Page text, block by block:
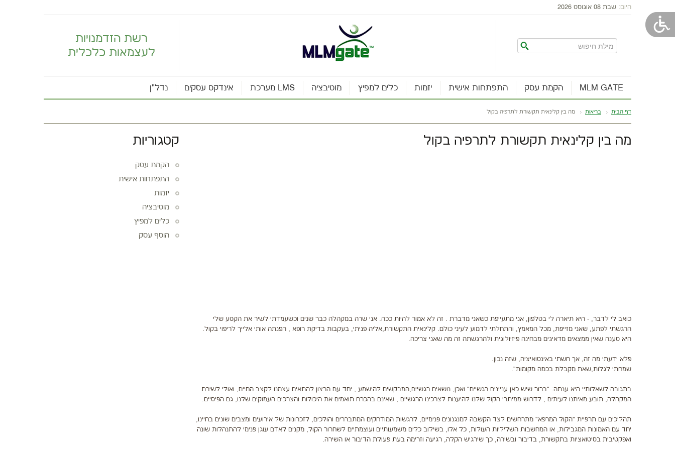
היום: שבת 08 אוגוסט 2026
רשת הזדמנויות
לעצמאות כלכלית
MLM GATE הקמת עסק התפתחות אישית יזמות כלים למפיץ מוטיבציה מערכת LMS אינדקס עסקים נדל"ן
דף הבית בריאות מה בין קלינאית תקשורת לתרפיה בקול
מה בין קלינאית תקשורת לתרפיה בקול
כואב לי לדבר, - היא תיארה לי בטלפון, אני מתעייפת כשאני מדברת . זה לא אמור להיות ככה. אני שרה במקהלה כבר שנים וכשעמדתי לשיר את הקטע שלי
הרגשתי לפתע, שאני מזייפת, מכל המאמץ, והתחלתי לדמוע לעיני כולם. קלינאית התקשורת,אליה פניתי, בעקבות בדיקת רופא , הפנתה אותי אלייך לריפוי בקול.
היא טענה שאין ממצאים מדאיגים מבחינה פיזיולוגית ולהרגשתה זה מה שאני צריכה.
פלא ידעתי מה זה, אך חשתי באינטואיציה, שזה נכון.
שמחתי לגלות,שאת מקבלת בכמה מקומות".
בתגובה לשאלותיי היא ענתה: "ברור שיש כאן עניינים רגשיים" ואכן, נושאים רגשיים,המבקשים להישמע , יחד עם הרצון להתאים עצמנו לקצב החיים, ואולי לשירת
המקהלה, תובע מאיתנו לעיתים , לדרוש ממיתרי הקול שלנו להיענות לצרכינו הרגשיים , שאינם בהכרח תואמים את היכולות והצרכים העמוקים שלנו, גם הפיסיים.
תהליכים עם תרפיית "הקול המרפא" מתרחשים לצד הקשבה למנגנונים פנימיים, לרגשות המודחקים המתבררים והולכים, לזכרונות של אירועים ומצבים שונים בחיינו,
יחד עם האמונות המגבילות, או המחשבות השליליות העולות, כל אלו, בשילוב כלים משמעותיים ועוצמתיים לשחרור הקול, מקנים לאדם עוגן פנימי להתנהלות שונה
ואפקטיבית בסיטואציות בתקשורת, בדיבור ובשירה, כך שירגיש הקלה, רגיעה וזרימה בעת פעולת הדיבור או השירה.
קטגוריות
הקמת עסק
התפתחות אישית
יזמות
מוטיבציה
כלים למפיץ
הוסף עסק